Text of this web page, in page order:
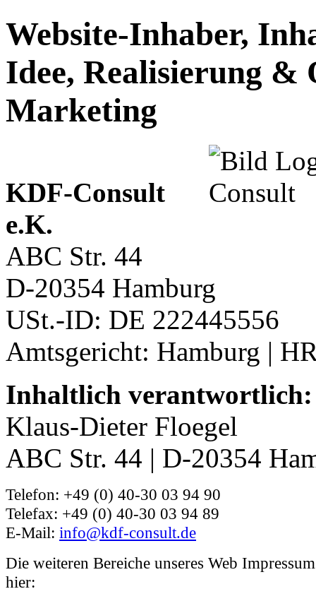
Website-Inhaber,
Idee, Realisierung &
Marketing
KDF-Consult
e.K.
ABC Str. 44
D-20354 Hamburg
USt.-ID: DE 222445556
Amtsgericht: Hamburg |
Inhaltlich verantwortlich:
Klaus-Dieter Floegel
ABC Str. 44 | D-20354
Telefon: +49 (0) 40-30 03 94 90
Telefax: +49 (0) 40-30 03 94 89
E-Mail: info@kdf-consult.de
Die weiteren Bereiche unseres Web
hier: